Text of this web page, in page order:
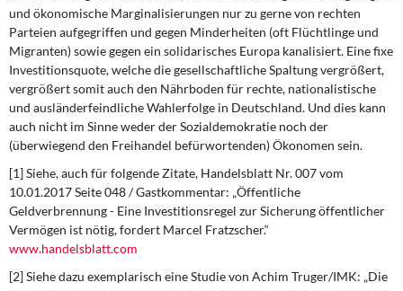
und ökonomische Marginalisierungen nur zu gerne von rechten
Parteien aufgegriffen und gegen Minderheiten (oft Flüchtlinge und
Migranten) sowie gegen ein solidarisches Europa kanalisiert. Eine fixe
Investitionsquote, welche die gesellschaftliche Spaltung vergrößert,
vergrößert somit auch den Nährboden für rechte, nationalistische
und ausländerfeindliche Wahlerfolge in Deutschland. Und dies kann
auch nicht im Sinne weder der Sozialdemokratie noch der
(überwiegend den Freihandel befürwortenden) Ökonomen sein.
[1] Siehe, auch für folgende Zitate, Handelsblatt Nr. 007 vom
10.01.2017 Seite 048 / Gastkommentar: „Öffentliche
Geldverbrennung - Eine Investitionsregel zur Sicherung öffentlicher
Vermögen ist nötig, fordert Marcel Fratzscher.“
www.handelsblatt.com
[2] Siehe dazu exemplarisch eine Studie von Achim Truger/IMK: „Die